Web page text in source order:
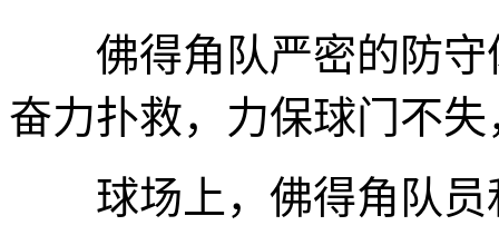
佛得角队严密的防守
奋力扑救，力保球门不
球场上，佛得角队员